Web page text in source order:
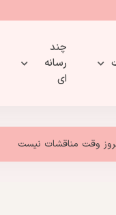
چند
رسانه
ای
وقت مناقشات نیست